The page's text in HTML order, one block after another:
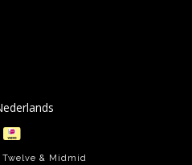
Twelve & Midmid